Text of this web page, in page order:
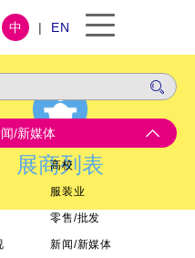
中 | EN
展商列表
/新媒体
高校
服装业
零售/批发
新闻/新媒体